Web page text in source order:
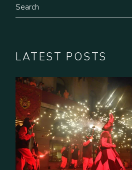
LATEST POSTS